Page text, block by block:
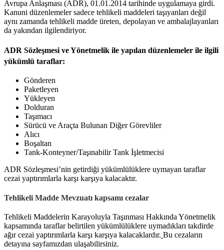
Avrupa Anlaşması (ADR), 01.01.2014 tarihinde uygulamaya girdi.
Kanuni düzenlemeler sadece tehlikeli maddeleri taşıyanları değil
aynı zamanda tehlikeli madde üreten, depolayan ve ambalajlayanları
da yakından ilgilendiriyor.
ADR Sözleşmesi ve Yönetmelik ile yapılan düzenlemeler ile ilgili
yükümlü taraflar:
Gönderen
Paketleyen
Yükleyen
Dolduran
Taşımacı
Sürücü ve Araçta Bulunan Diğer Görevliler
Alıcı
Boşaltan
Tank-Konteyner/Taşınabilir Tank İşletmecisi
ADR Sözleşmesi’nin getirdiği yükümlülüklere uymayan taraflar
cezai yaptırımlarla karşı karşıya kalacaktır.
Tehlikeli Madde Mevzuatı kapsamı cezalar
Tehlikeli Maddelerin Karayoluyla Taşınması Hakkında Yönetmelik
kapsamında taraflar belirtilen yükümlülüklere uymadıkları takdirde
ağır cezai yaptırımlarla karşı karşıya kalacaklardır. Bu cezaların
detayına sayfamızdan ulaşabilirsiniz.